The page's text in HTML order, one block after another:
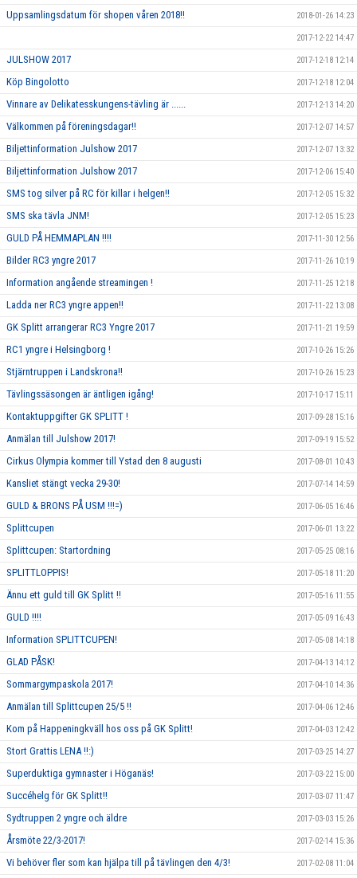
Uppsamlingsdatum för shopen våren 2018!! 2018-01-26 14:23
2017-12-22 14:47
JULSHOW 2017 2017-12-18 12:14
Köp Bingolotto 2017-12-18 12:04
Vinnare av Delikatesskungens-tävling är ...... 2017-12-13 14:20
Välkommen på föreningsdagar!! 2017-12-07 14:57
Biljettinformation Julshow 2017 2017-12-07 13:32
Biljettinformation Julshow 2017 2017-12-06 15:40
SMS tog silver på RC för killar i helgen!! 2017-12-05 15:32
SMS ska tävla JNM! 2017-12-05 15:23
GULD PÅ HEMMAPLAN !!!! 2017-11-30 12:56
Bilder RC3 yngre 2017 2017-11-26 10:19
Information angående streamingen ! 2017-11-25 12:18
Ladda ner RC3 yngre appen!! 2017-11-22 13:08
GK Splitt arrangerar RC3 Yngre 2017 2017-11-21 19:59
RC1 yngre i Helsingborg ! 2017-10-26 15:26
Stjärntruppen i Landskrona!! 2017-10-26 15:23
Tävlingssäsongen är äntligen igång! 2017-10-17 15:11
Kontaktuppgifter GK SPLITT ! 2017-09-28 15:16
Anmälan till Julshow 2017! 2017-09-19 15:52
Cirkus Olympia kommer till Ystad den 8 augusti 2017-08-01 10:43
Kansliet stängt vecka 29-30! 2017-07-14 14:59
GULD & BRONS PÅ USM !!!=) 2017-06-05 16:46
Splittcupen 2017-06-01 13:22
Splittcupen: Startordning 2017-05-25 08:16
SPLITTLOPPIS! 2017-05-18 11:20
Ännu ett guld till GK Splitt !! 2017-05-16 11:55
GULD !!!! 2017-05-09 16:43
Information SPLITTCUPEN! 2017-05-08 14:18
GLAD PÅSK! 2017-04-13 14:12
Sommargympaskola 2017! 2017-04-10 14:36
Anmälan till Splittcupen 25/5 !! 2017-04-06 12:46
Kom på Happeningkväll hos oss på GK Splitt! 2017-04-03 12:42
Stort Grattis LENA !!:) 2017-03-25 14:27
Superduktiga gymnaster i Höganäs! 2017-03-22 15:00
Succéhelg för GK Splitt!! 2017-03-07 11:47
Sydtruppen 2 yngre och äldre 2017-03-03 15:26
Årsmöte 22/3-2017! 2017-02-14 15:36
Vi behöver fler som kan hjälpa till på tävlingen den 4/3! 2017-02-08 11:04